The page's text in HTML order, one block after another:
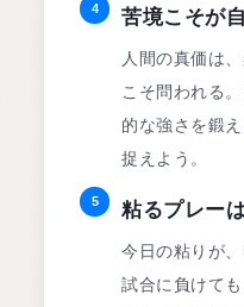
4 苦境こそが
人間の真価は
こそ問われる
的な強さを鍛
捉えよう。
5 粘るプレー
今日の粘りが
試合に負けて